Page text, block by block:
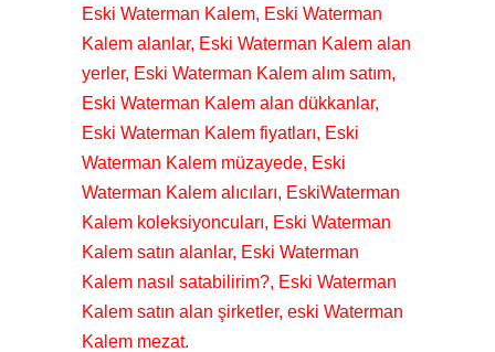
Eski Waterman Kalem, Eski Waterman
Kalem alanlar, Eski Waterman Kalem alan
yerler, Eski Waterman Kalem alım satım,
Eski Waterman Kalem alan dükkanlar,
Eski Waterman Kalem fiyatları, Eski
Waterman Kalem müzayede, Eski
Waterman Kalem alıcıları, EskiWaterman
Kalem koleksiyoncuları, Eski Waterman
Kalem satın alanlar, Eski Waterman
Kalem nasıl satabilirim?, Eski Waterman
Kalem satın alan şirketler, eski Waterman
Kalem mezat.